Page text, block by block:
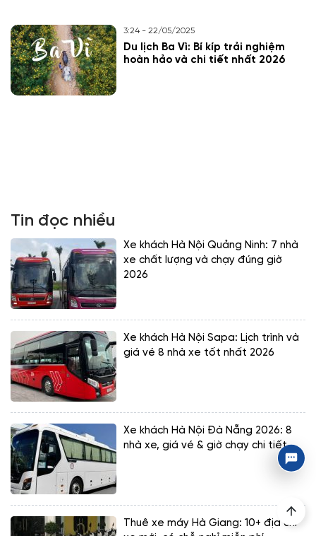
Tin đọc nhiều
Xe khách Hà Nội Quảng Ninh: 7 nhà
xe chất lượng và chạy đúng giờ
2026
Xe khách Hà Nội Sapa: Lịch trình và
giá vé 8 nhà xe tốt nhất 2026
Xe khách Hà Nội Đà Nẵng 2026: 8
nhà xe, giá vé & giờ chạy chi tiết
Thuê xe máy Hà Giang: 10+ địa chỉ
3:24 - 22/05/2025
Du lịch Ba Vì: Bí kíp trải nghiệm
hoàn hảo và chi tiết nhất 2026